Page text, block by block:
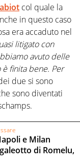
col quale la
in questo caso
era accaduto nel
litigato con
avuto delle
finita bene. Per
due si sono
sono diventati
e Milan
di Romelu,